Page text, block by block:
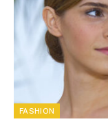
FASHION